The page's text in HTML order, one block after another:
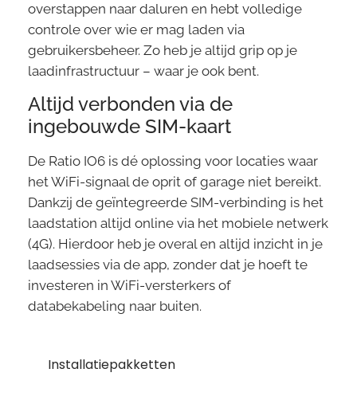
Installatiepakketten
overstappen naar daluren en hebt volledige
controle over wie er mag laden via
gebruikersbeheer. Zo heb je altijd grip op je
laadinfrastructuur – waar je ook bent.
Altijd verbonden via de
ingebouwde SIM-kaart
De Ratio IO6 is dé oplossing voor locaties waar
het WiFi-signaal de oprit of garage niet bereikt.
Dankzij de geïntegreerde SIM-verbinding is het
laadstation altijd online via het mobiele netwerk
(4G). Hierdoor heb je overal en altijd inzicht in je
laadsessies via de app, zonder dat je hoeft te
investeren in WiFi-versterkers of
databekabeling naar buiten.